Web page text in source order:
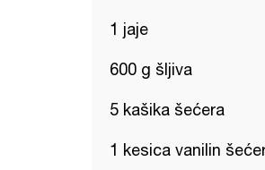
1 jaje
600 g šljiva
5 kašika šećera
1 kesica vanilin